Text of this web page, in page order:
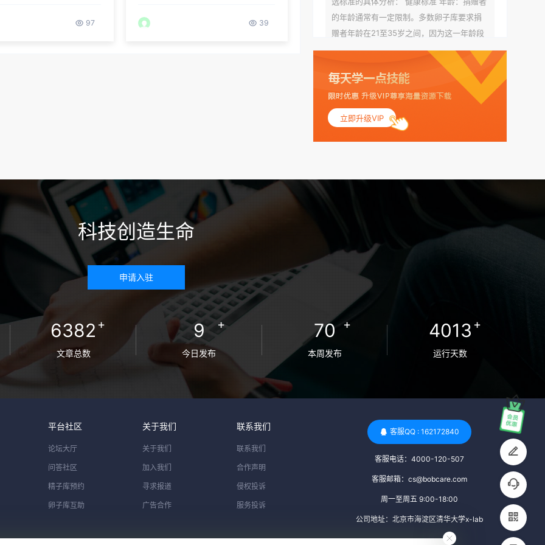
97 39
的年龄通常有一定限制。多数卵子库要求捐
赠者年龄在21至35岁之间，因为这一年龄段
女性的卵子质量相对较高。不过，不同卵子
库的具体年龄要求可能有所不同。 身体质量
指数（BMI）：捐赠者的BMI通常需要在正常
范围内，以确保其身体健康状况良好。过高
的BMI可能与多种健康问题相关联，包括不孕
症和妊娠并发症。 生殖健康：捐赠者需要有
规律的月经期，无生殖障碍或异常问题。此
赠者及其家庭成员需要无严重的遗传病史、
传染病检查：捐赠者需要进行全面的传染病
检查，包括乙肝、丙肝、HIV、梅毒等。这些
检查旨在确保捐赠者未携带任何可传染给受
卵者的病原体。 药物与生活习惯：捐赠者需
要是非尼古丁使用者、非吸烟者、非吸毒
者，并且未使用可能影响卵子质量的药物，
如某些精神药物和避孕植入物。 学历与心理
标准 学历要求：部分卵子库对捐赠者的学历
为捐赠者，但这并不是绝对的筛选条件。 心
估，以确定其对捐赠过程的态度、理解可能
遇到的问题以及未来与受卵者的关系。这有
助于确保捐赠者在捐赠过程中保持积极的心
态，并理解其捐赠行为的意义。 其他标准 责
尊重预约和时间表。这有助于确保捐赠周期
的顺利进行，并保障受卵者的权益。 面试与
立即升级VIP
科技创造生命
申请入驻
6382 +
文章总数
9 +
今日发布
70 +
本周发布
4013 +
运行天数
平台社区
论坛大厅
问答社区
精子库预约
卵子库互助
关于我们
关于我们
加入我们
寻求报道
广告合作
联系我们
联系我们
合作声明
侵权投诉
服务投诉
客服QQ : 162172840
客服电话：4000-120-507
客服邮箱：cs@bobcare.com
周一至周五 9:00-18:00
公司地址：北京市海淀区清华大学x-lab